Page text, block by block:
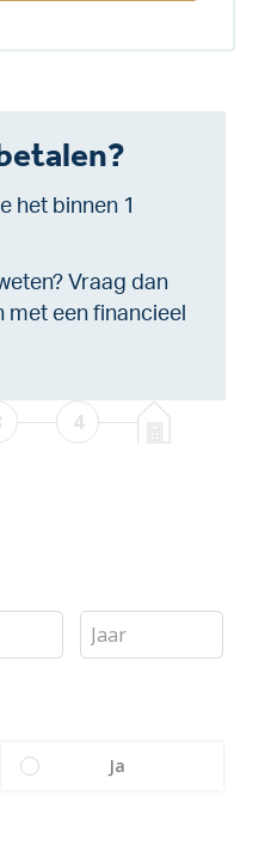
het binnen 1
Vraag dan
met een financieel